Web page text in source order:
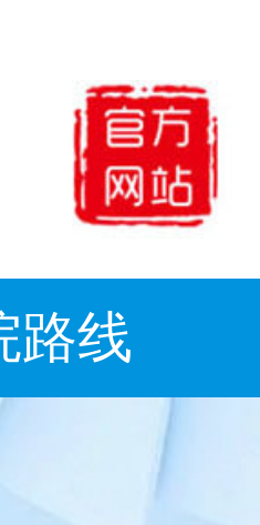
路线